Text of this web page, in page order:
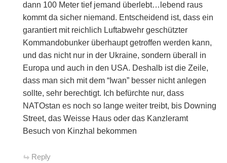
dann 100 Meter tief jemand überlebt…lebend raus
kommt da sicher niemand. Entscheidend ist, dass ein
garantiert mit reichlich Luftabwehr geschützter
Kommandobunker überhaupt getroffen werden kann,
und das nicht nur in der Ukraine, sondern überall in
Europa und auch in den USA. Deshalb ist die Zeile,
dass man sich mit dem “Iwan” besser nicht anlegen
sollte, sehr berechtigt. Ich befürchte nur, dass
NATOstan es noch so lange weiter treibt, bis Downing
Street, das Weisse Haus oder das Kanzleramt
Besuch von Kinzhal bekommen
Reply